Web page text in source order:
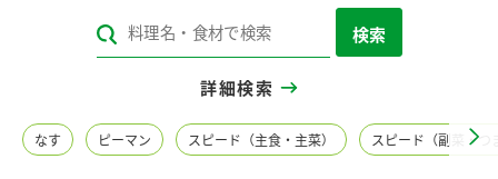
レシピカテゴリ一覧
レシピ名特集
検索
詳細検索
なす ピーマン スピード（主食・主菜） スピード（副菜・つ